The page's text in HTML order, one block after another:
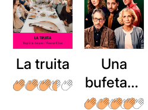
La truita
Una
bufetada
a temps